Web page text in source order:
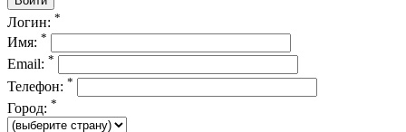
Логин: *
Имя: *
Email: *
Телефон: *
Город: *